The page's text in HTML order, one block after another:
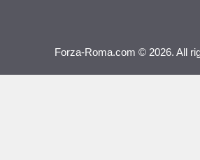
Forza-Roma.com © 2026. All